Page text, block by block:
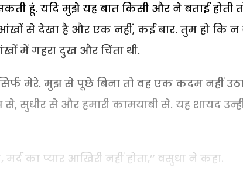
हूं. यदि मुझे यह बात किसी और ने बताई होती
से देखा है और एक नहीं, कई बार. तुम हो कि न
में गहरा दुख और चिंता थी.
सिर्फ मेरे. मुझ से पूछे बिना तो वह एक कदम नहीं
से और हमारी कामयाबी से. यह शायद
का प्यार आखिरी नहीं होता,’’ वसुधा ने कहा.